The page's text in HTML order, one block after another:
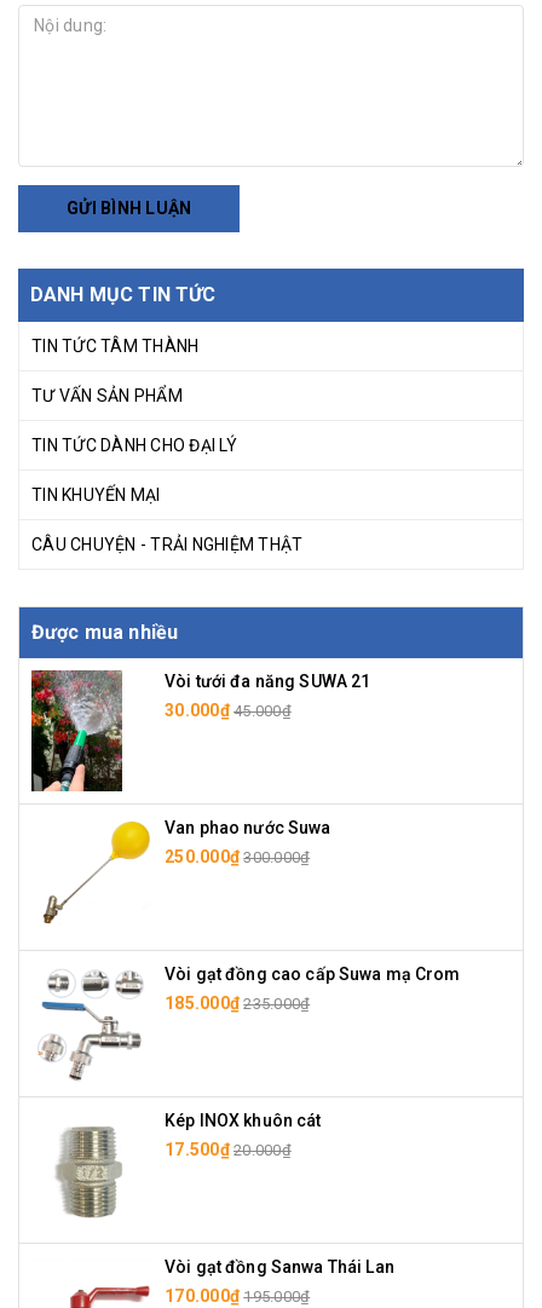
GỬI BÌNH LUẬN
DANH MỤC TIN TỨC
TIN TỨC TÂM THÀNH
TƯ VẤN SẢN PHẨM
TIN TỨC DÀNH CHO ĐẠI LÝ
TIN KHUYẾN MẠI
CÂU CHUYỆN - TRẢI NGHIỆM THẬT
Được mua nhiều
Vòi tưới đa năng SUWA 21
30.000₫ 45.000₫
Van phao nước Suwa
250.000₫ 300.000₫
Vòi gạt đồng cao cấp Suwa mạ Crom
185.000₫ 235.000₫
Kép INOX khuôn cát
17.500₫ 20.000₫
Vòi gạt đồng Sanwa Thái Lan
170.000₫ 195.000₫